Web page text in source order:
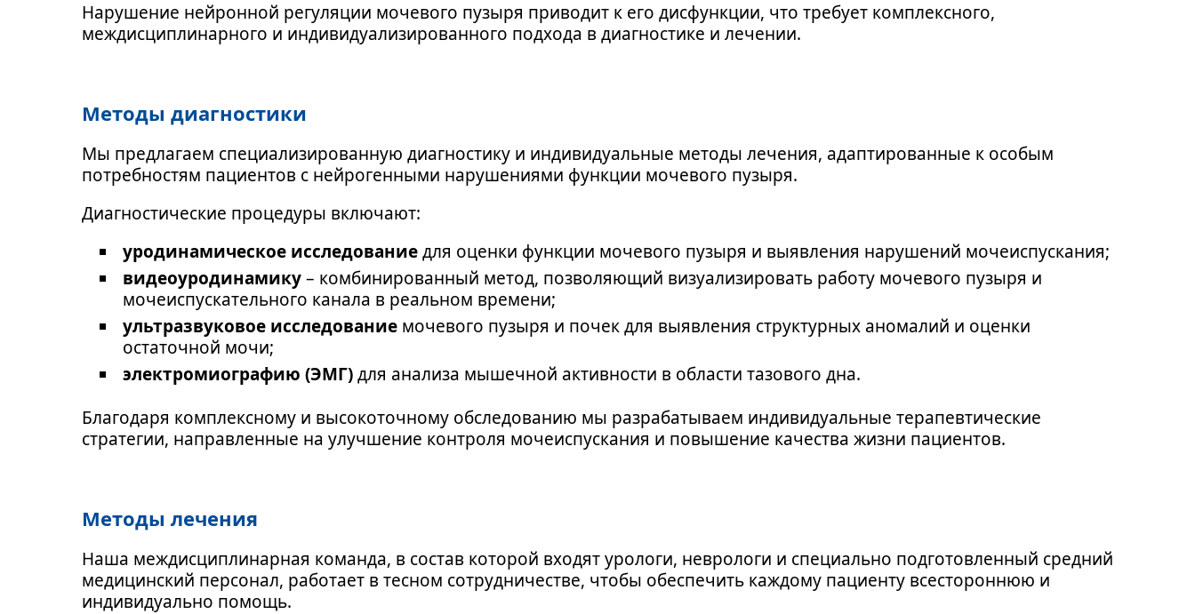
Нарушение нейронной регуляции мочевого пузыря приводит к его дисфункции, что требует комплексного,
междисциплинарного и индивидуализированного подхода в диагностике и лечении.
Методы диагностики
Мы предлагаем специализированную диагностику и индивидуальные методы лечения, адаптированные к особым
потребностям пациентов с нейрогенными нарушениями функции мочевого пузыря.
Диагностические процедуры включают:
уродинамическое исследованиедля оценки функции мочевого пузыря и выявления нарушений мочеиспускания;
видеоуродинамику– комбинированный метод, позволяющий визуализировать работу мочевого пузыря и
мочеиспускательного канала в реальном времени;
ультразвуковое исследование мочевого пузыря и почек для выявления структурных аномалий и оценки
остаточной мочи;
электромиографию (ЭМГ)для анализа мышечной активности в области тазового дна.
Благодаря комплексному и высокоточному обследованию мы разрабатываем индивидуальные терапевтические
стратегии, направленные на улучшение контроля мочеиспускания и повышение качества жизни пациентов.
Методы лечения
Наша междисциплинарная команда, в состав которой входят урологи, неврологи и специально подготовленный средний
медицинский персонал, работает в тесном сотрудничестве, чтобы обеспечить каждому пациенту всестороннюю и
индивидуально помощь.